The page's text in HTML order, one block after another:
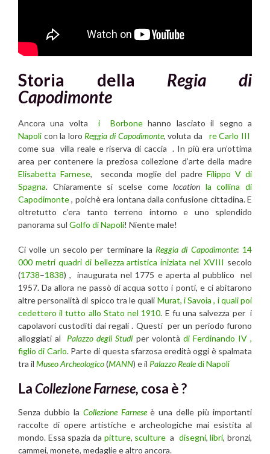
Storia della Regia di
Capodimonte
Ancora una volta i Borbonehanno lasciato il segno a
Napoli con la loro Reggia di Capodimonte, voluta da
re Carlo III
come sua villa reale e riserva di caccia . In più era un’ottima
area per contenere la preziosa collezione d’arte della madre
Elisabetta Farnese, seconda moglie del padreFilippo V di
Spagna. Chiaramente si scelse comelocation la collina di
Capodimonte, poichè era lontana dalla confusione cittadina. E
oltretutto c’era tanto terreno intorno e uno splendido
panorama sul Golfo di Napoli! Niente male!
Ci volle un secolo per terminare la Reggia di Capodimonte: 14
000 metri quadri di bellezza artistica iniziata nel XVIII secolo
(1738–1838) , inaugurata nel 1775 e aperta al pubblico nel
1957. Da allora ne passò di acqua sotto i ponti, e ci abitarono
altre personalità di spicco tra le quali Murat, i Savoia , i quali poi
cedettero il tutto allo Stato nel 1910. E fu una salvezza per i
capolavori custoditi dai regali . Questi per un periodo furono
alloggiati al Palazzo degli Studi per volontà di Ferdinando IV ,
figlio di Carlo. Parte di questa sfarzosa eredità oggi è spalmata
tra il Museo Archeologico(MANN) e il Palazzo Realedi Napoli
LaCollezione Farnese, cosa è ?
Senza dubbio la Collezione Farneseè una delle più importanti
raccolte di opere artistiche e archeologiche mai esistita al
mondo. Essa spazia da pitture, sculture a disegni,libri, bronzi,
cammei, monete, medaglie e altro ancora.